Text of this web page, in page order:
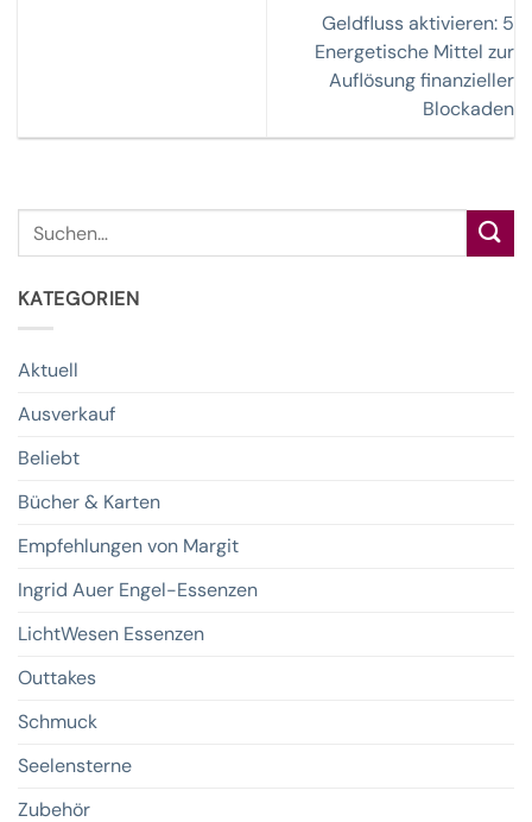
Geldfluss aktivieren: 5
Energetische Mittel zur
Auflösung finanzieller
Blockaden
nach:
KATEGORIEN
Aktuell
Ausverkauf
Beliebt
Bücher & Karten
Empfehlungen von Margit
Ingrid Auer Engel-Essenzen
LichtWesen Essenzen
Outtakes
Schmuck
Seelensterne
Zubehör